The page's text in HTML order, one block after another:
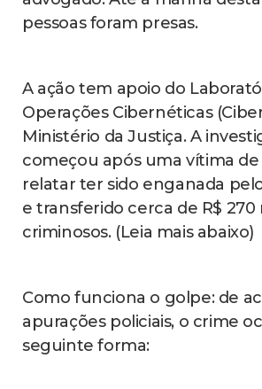
pessoas foram presas.
A ação tem apoio do
Operações Cibernéticas
Ministério da Justiça. A
começou após uma vítima
relatar ter sido enganada
e transferido cerca de R$ 270
criminosos. (Leia mais abaixo)
Como funciona o golpe: de
apurações policiais, o crime
seguinte forma: